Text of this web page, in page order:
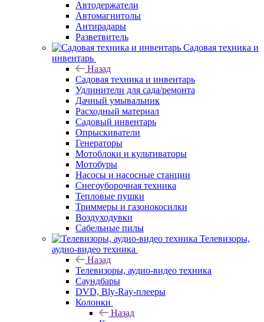
Автодержатели
Автомагнитолы
Антирадары
Разветвитель
Садовая техника и
инвентарь
Назад
Садовая техника и инвентарь
Удлинители для сада/ремонта
Дачный умывальник
Расходный материал
Садовый инвентарь
Опрыскиватели
Генераторы
Мотоблоки и культиваторы
Мотобуры
Насосы и насосные станции
Снегоуборочная техника
Тепловые пушки
Триммеры и газонокосилки
Воздуходувки
Сабельные пилы
Телевизоры,
аудио-видео техника
Назад
Телевизоры, аудио-видео техника
Саундбары
DVD, Bly-Ray-плееры
Колонки
Назад